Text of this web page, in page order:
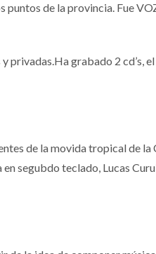
de la provincia. Fue
privadas.Ha grabado 2 cd’s,
de la movida tropical de
segubdo teclado, Lucas